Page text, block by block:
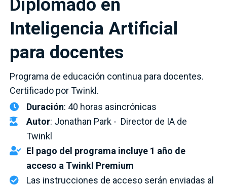
Diplomado en
Inteligencia Artificial
para docentes
Programa de educación continua para docentes.
Certificado por Twinkl.
Duración: 40 horas asincrónicas
Autor: Jonathan Park - Director de IA de
Twinkl
El pago del programa incluye 1 año de
acceso a Twinkl Premium
Las instrucciones de acceso serán enviadas al